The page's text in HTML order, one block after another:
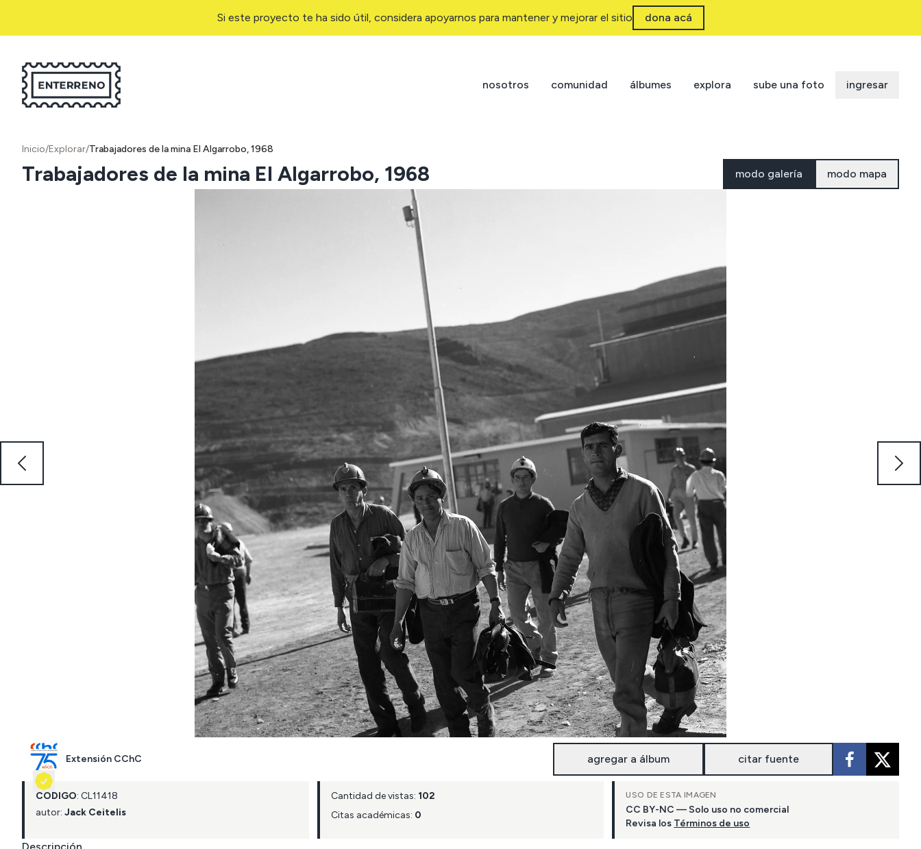
Si este proyecto te ha sido útil, considera apoyarnos para mantener y mejorar el sitio dona acá
nosotros comunidad álbumes explora sube una foto ingresar
Inicio/Explorar/Trabajadores de la mina El Algarrobo, 1968
Trabajadores de la mina El Algarrobo, 1968 modo galería modo mapa
Extensión CChC agregar a álbum citar fuente
CÓDIGO: CL11418
autor: Jack Ceitelis
Cantidad de vistas: 102
Citas académicas: 0
USO DE ESTA IMAGEN
CC BY-NC — Solo uso no comercial
Revisa los Términos de uso